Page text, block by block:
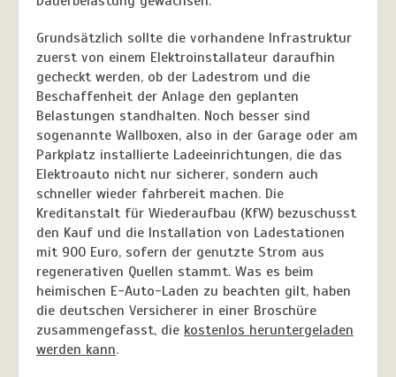
Grundsätzlich sollte die vorhandene Infrastruktur
zuerst von einem Elektroinstallateur daraufhin
gecheckt werden, ob der Ladestrom und die
Beschaffenheit der Anlage den geplanten
Belastungen standhalten. Noch besser sind
sogenannte Wallboxen, also in der Garage oder am
Parkplatz installierte Ladeeinrichtungen, die das
Elektroauto nicht nur sicherer, sondern auch
schneller wieder fahrbereit machen. Die
Kreditanstalt für Wiederaufbau (KfW) bezuschusst
den Kauf und die Installation von Ladestationen
mit 900 Euro, sofern der genutzte Strom aus
regenerativen Quellen stammt. Was es beim
heimischen E-Auto-Laden zu beachten gilt, haben
die deutschen Versicherer in einer Broschüre
zusammengefasst, die kostenlos heruntergeladen
werden kann.